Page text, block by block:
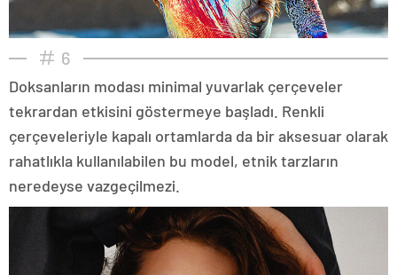
6
Doksanların modası minimal yuvarlak çerçeveler
tekrardan etkisini göstermeye başladı. Renkli
çerçeveleriyle kapalı ortamlarda da bir aksesuar olarak
rahatlıkla kullanılabilen bu model, etnik tarzların
neredeyse vazgeçilmezi.